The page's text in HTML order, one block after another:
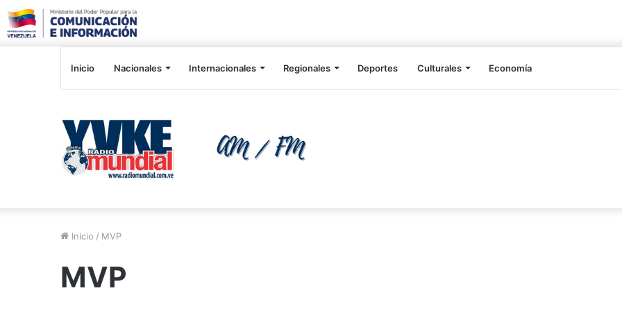
Inicio Nacionales Internacionales Regionales Deportes Culturales Economía
Inicio / MVP
MVP